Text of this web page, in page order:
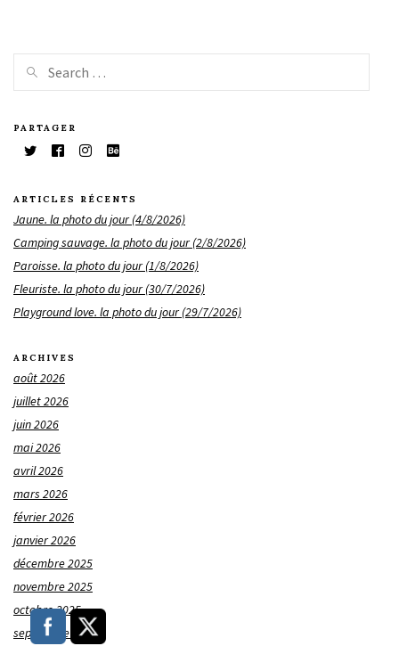
PARTAGER
ARTICLES RÉCENTS
Jaune. la photo du jour (4/8/2026)
Camping sauvage. la photo du jour (2/8/2026)
Paroisse. la photo du jour (1/8/2026)
Fleuriste. la photo du jour (30/7/2026)
Playground love. la photo du jour (29/7/2026)
ARCHIVES
août 2026
juillet 2026
juin 2026
mai 2026
avril 2026
mars 2026
février 2026
janvier 2026
décembre 2025
novembre 2025
octobre 2025
septembre 2025